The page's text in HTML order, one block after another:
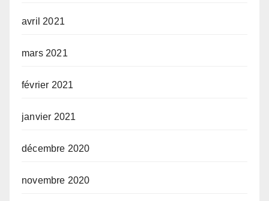
avril 2021
mars 2021
février 2021
janvier 2021
décembre 2020
novembre 2020